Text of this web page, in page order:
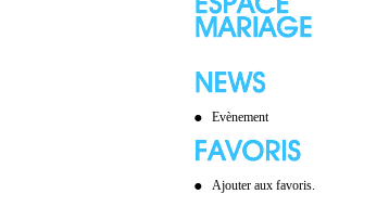
Evènement
Ajouter aux favoris.